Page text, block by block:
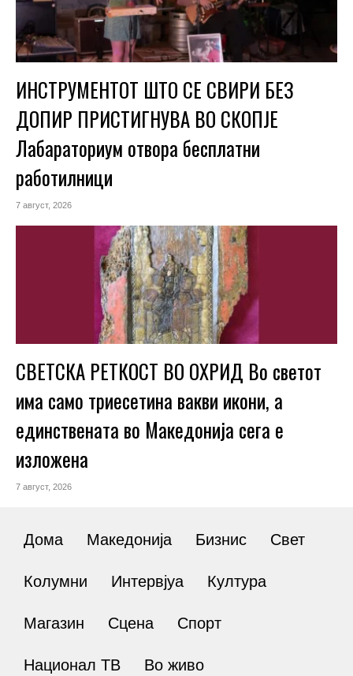
ИНСТРУМЕНТОТ ШТО СЕ СВИРИ БЕЗ
ДОПИР ПРИСТИГНУВА ВО СКОПЈЕ
Лабараториум отвора бесплатни
работилници
7 август, 2026
СВЕТСКА РЕТКОСТ ВО ОХРИД Во светот
има само триесетина вакви икони, а
единствената во Македонија сега е
изложена
7 август, 2026
Дома Македонија Бизнис Свет
Колумни Интервјуа Култура
Магазин Сцена Спорт
Национал ТВ Во живо